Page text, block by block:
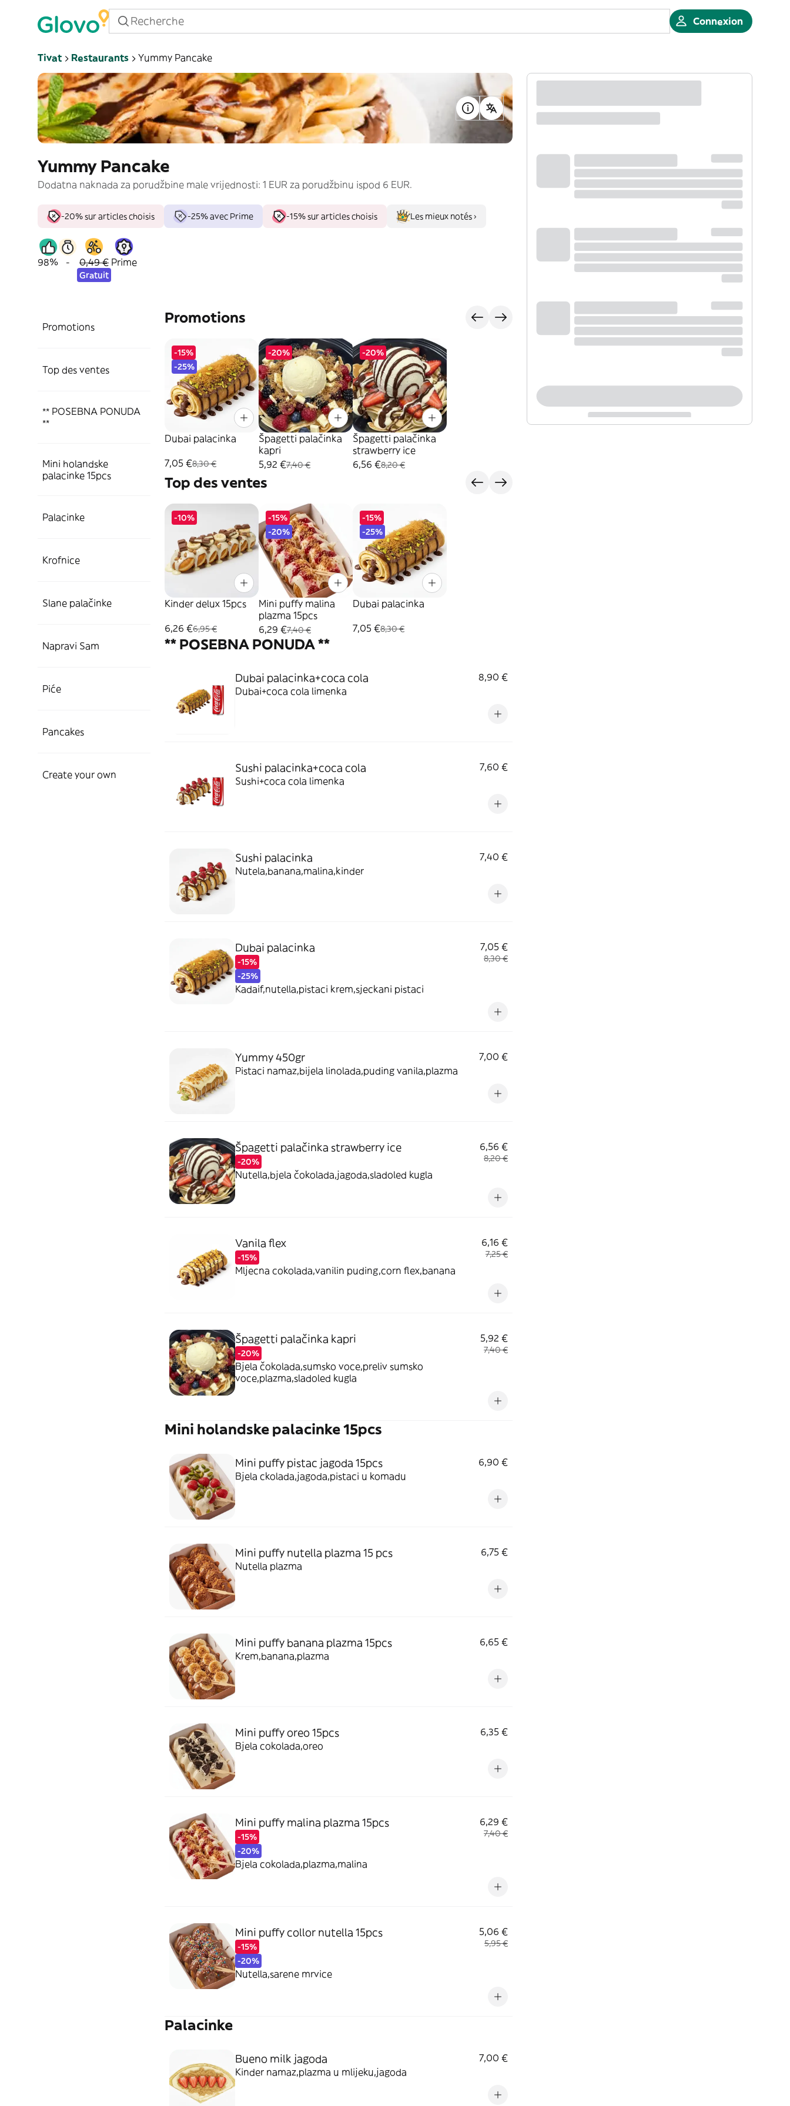
Connexion
Tivat Restaurants Yummy Pancake
Yummy Pancake
Dodatna naknada za porudžbine male vrijednosti: 1 EUR za porudžbinu ispod 6 EUR.
-20% sur articles choisis -25% avec Prime -15% sur articles choisis Les mieux notés ›
98% - 0,49 €
Gratuit
Prime
Promotions
Top des ventes
** POSEBNA PONUDA
**
Mini holandske
palacinke 15pcs
Palacinke
Krofnice
Slane palačinke
Napravi Sam
Piće
Pancakes
Create your own
Promotions
-15%
-25%
Dubai palacinka
7,05 €8,30 €
-20%
Špagetti palačinka
kapri
5,92 €7,40 €
-20%
Špagetti palačinka
strawberry ice
6,56 €8,20 €
Top des ventes
-10%
Kinder delux 15pcs
6,26 €6,95 €
-15%
-20%
Mini puffy malina
plazma 15pcs
6,29 €7,40 €
-15%
-25%
Dubai palacinka
7,05 €8,30 €
** POSEBNA PONUDA **
Dubai palacinka+coca cola
8,90 €
Dubai+coca cola limenka
Sushi palacinka+coca cola
7,60 €
Sushi+coca cola limenka
Sushi palacinka
7,40 €
Nutela,banana,malina,kinder
Dubai palacinka
-15%
-25%
7,05 €
8,30 €
Kadaif,nutella,pistaci krem,sjeckani pistaci
Yummy 450gr
7,00 €
Pistaci namaz,bijela linolada,puding vanila,plazma
Špagetti palačinka strawberry ice
-20%
6,56 €
8,20 €
Nutella,bjela čokolada,jagoda,sladoled kugla
Vanila flex
-15%
6,16 €
7,25 €
Mljecna cokolada,vanilin puding,corn flex,banana
Špagetti palačinka kapri
-20%
5,92 €
7,40 €
Bjela čokolada,sumsko voce,preliv sumsko
voce,plazma,sladoled kugla
Mini holandske palacinke 15pcs
Mini puffy pistac jagoda 15pcs
6,90 €
Bjela ckolada,jagoda,pistaci u komadu
Mini puffy nutella plazma 15 pcs
6,75 €
Nutella plazma
Mini puffy banana plazma 15pcs
6,65 €
Krem,banana,plazma
Mini puffy oreo 15pcs
6,35 €
Bjela cokolada,oreo
Mini puffy malina plazma 15pcs
-15%
-20%
6,29 €
7,40 €
Bjela cokolada,plazma,malina
Mini puffy collor nutella 15pcs
-15%
-20%
5,06 €
5,95 €
Nutella,sarene mrvice
Palacinke
Bueno milk jagoda
7,00 €
Kinder namaz,plazma u mlijeku,jagoda